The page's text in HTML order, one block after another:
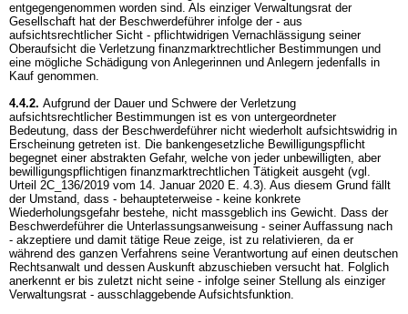
entgegengenommen worden sind. Als einziger Verwaltungsrat der
Gesellschaft hat der Beschwerdeführer infolge der - aus
aufsichtsrechtlicher Sicht - pflichtwidrigen Vernachlässigung seiner
Oberaufsicht die Verletzung finanzmarktrechtlicher Bestimmungen und
eine mögliche Schädigung von Anlegerinnen und Anlegern jedenfalls in
Kauf genommen.
4.4.2. Aufgrund der Dauer und Schwere der Verletzung
aufsichtsrechtlicher Bestimmungen ist es von untergeordneter
Bedeutung, dass der Beschwerdeführer nicht wiederholt aufsichtswidrig in
Erscheinung getreten ist. Die bankengesetzliche Bewilligungspflicht
begegnet einer abstrakten Gefahr, welche von jeder unbewilligten, aber
bewilligungspflichtigen finanzmarktrechtlichen Tätigkeit ausgeht (vgl.
Urteil 2C_136/2019 vom 14. Januar 2020 E. 4.3). Aus diesem Grund fällt
der Umstand, dass - behaupteterweise - keine konkrete
Wiederholungsgefahr bestehe, nicht massgeblich ins Gewicht. Dass der
Beschwerdeführer die Unterlassungsanweisung - seiner Auffassung nach
- akzeptiere und damit tätige Reue zeige, ist zu relativieren, da er
während des ganzen Verfahrens seine Verantwortung auf einen deutschen
Rechtsanwalt und dessen Auskunft abzuschieben versucht hat. Folglich
anerkennt er bis zuletzt nicht seine - infolge seiner Stellung als einziger
Verwaltungsrat - ausschlaggebende Aufsichtsfunktion.